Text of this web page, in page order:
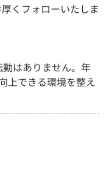
くフォローいたしま
はありません。年
上できる環境を整え